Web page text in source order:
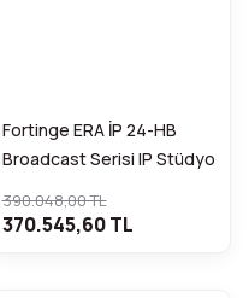
Fortinge ERA İP 24-HB
Broadcast Serisi IP Stüdyo
390.048,00 TL
370.545,60 TL